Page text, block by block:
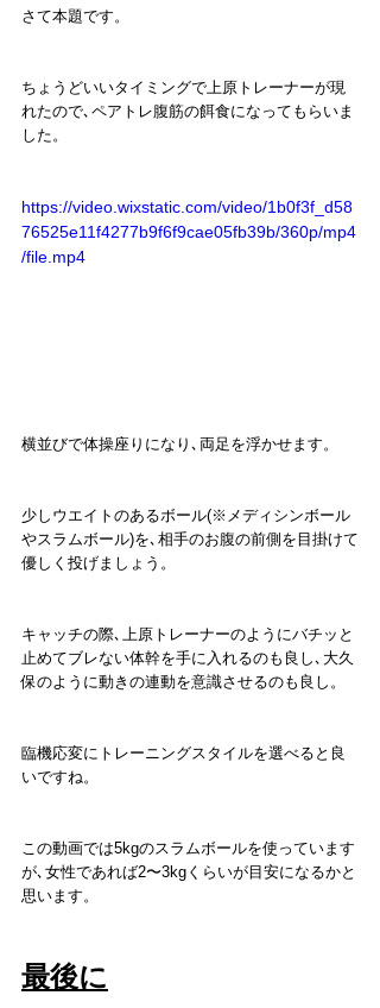
さて本題です。
ちょうどいいタイミングで上原トレーナーが現
れたので､ペアトレ腹筋の餌食になってもらいま
した。
https://video.wixstatic.com/video/1b0f3f_d58
76525e11f4277b9f6f9cae05fb39b/360p/mp4
/file.mp4
横並びで体操座りになり､両足を浮かせます。
少しウエイトのあるボール(※メディシンボール
やスラムボール)を､相手のお腹の前側を目掛けて
優しく投げましょう。
キャッチの際､上原トレーナーのようにバチッと
止めてブレない体幹を手に入れるのも良し､大久
保のように動きの連動を意識させるのも良し。
臨機応変にトレーニングスタイルを選べると良
いですね。
この動画では5kgのスラムボールを使っています
が､女性であれば2〜3kgくらいが目安になるかと
思います。
最後に